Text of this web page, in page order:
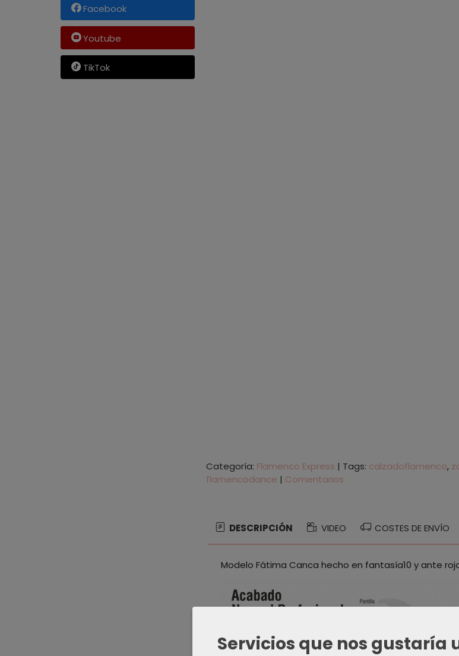
Facebook
Youtube
TikTok
Categoría: Flamenco Express | Tags: calzadoflamenco
flamencodance | Comentarios
DESCRIPCIÓN VIDEO COSTES DE ENVÍO
Modelo Fátima Canca hecho en fantasía10 y ante
Servicios que nos gustaría